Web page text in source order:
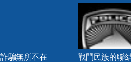
詐騙無所不在
戰鬥民族的聯